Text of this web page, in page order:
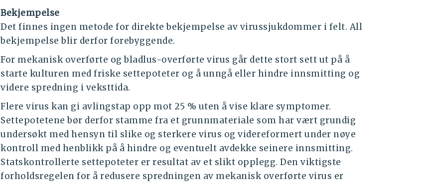
Bekjempelse
Det finnes ingen metode for direkte bekjempelse av virussjukdommer i felt. All
bekjempelse blir derfor forebyggende.
For mekanisk overførte og bladlus-overførte virus går dette stort sett ut på å
starte kulturen med friske settepoteter og å unngå eller hindre innsmitting og
videre spredning i veksttida.
Flere virus kan gi avlingstap opp mot 25 % uten å vise klare symptomer.
Settepotetene bør derfor stamme fra et grunnmateriale som har vært grundig
undersøkt med hensyn til slike og sterkere virus og videreformert under nøye
kontroll med henblikk på å hindre og eventuelt avdekke seinere innsmitting.
Statskontrollerte settepoteter er resultat av et slikt opplegg. Den viktigste
forholdsregelen for å redusere spredningen av mekanisk overførte virus er